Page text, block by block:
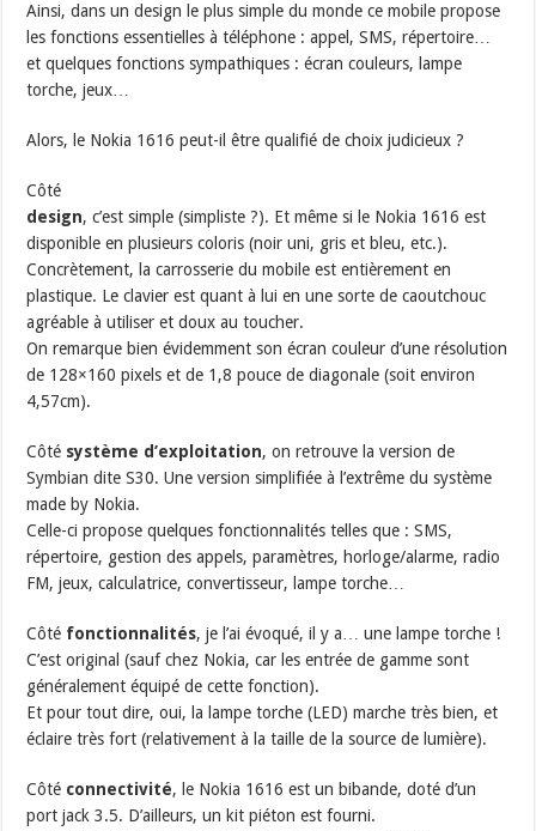
Ainsi, dans un design le plus simple du monde ce mobile propose
les fonctions essentielles à téléphone : appel, SMS, répertoire…
et quelques fonctions sympathiques : écran couleurs, lampe
torche, jeux…
Alors, le Nokia 1616 peut-il être qualifié de choix judicieux ?
Côté
design, c’est simple (simpliste ?). Et même si le Nokia 1616 est
disponible en plusieurs coloris (noir uni, gris et bleu, etc.).
Concrètement, la carrosserie du mobile est entièrement en
plastique. Le clavier est quant à lui en une sorte de caoutchouc
agréable à utiliser et doux au toucher.
On remarque bien évidemment son écran couleur d’une résolution
de 128×160 pixels et de 1,8 pouce de diagonale (soit environ
4,57cm).
Côté système d’exploitation, on retrouve la version de
Symbian dite S30. Une version simplifiée à l’extrême du système
made by Nokia.
Celle-ci propose quelques fonctionnalités telles que : SMS,
répertoire, gestion des appels, paramètres, horloge/alarme, radio
FM, jeux, calculatrice, convertisseur, lampe torche…
Côté fonctionnalités, je l’ai évoqué, il y a… une lampe torche !
C’est original (sauf chez Nokia, car les entrée de gamme sont
généralement équipé de cette fonction).
Et pour tout dire, oui, la lampe torche (LED) marche très bien, et
éclaire très fort (relativement à la taille de la source de lumière).
Côté connectivité, le Nokia 1616 est un bibande, doté d’un
port jack 3.5. D’ailleurs, un kit piéton est fourni.